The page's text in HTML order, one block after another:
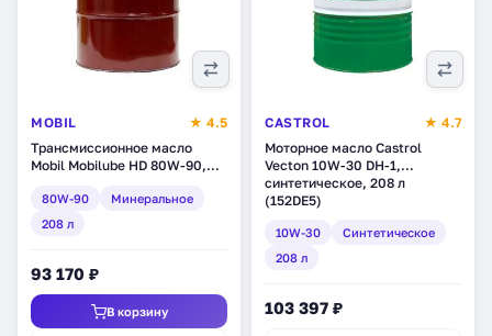
MOBIL
★ 4.5
Трансмиссионное масло
Mobil Mobilube HD 80W-90,
80W-90
Минеральное
208 л
93 170 ₽
В корзину
CASTROL
★ 4.7
Моторное масло Castrol
Vecton 10W-30 DH-1,
синтетическое, 208 л
(152DE5)
10W-30
Синтетическое
208 л
103 397 ₽